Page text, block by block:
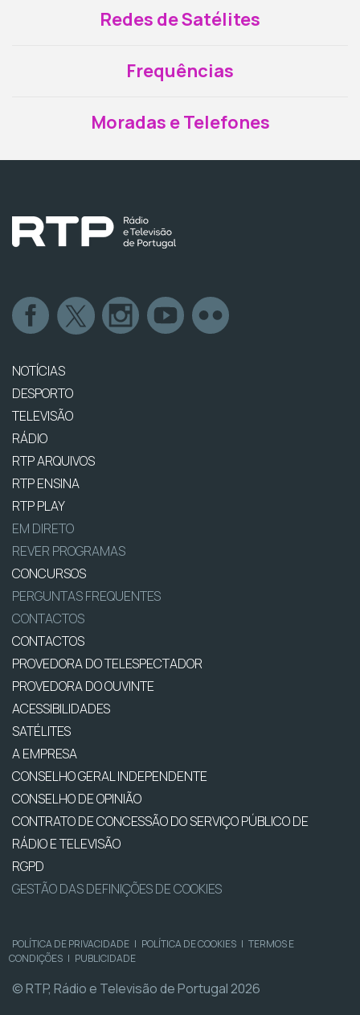
Redes de Satélites
Frequências
Moradas e Telefones
NOTÍCIAS
DESPORTO
TELEVISÃO
RÁDIO
RTP ARQUIVOS
RTP ENSINA
RTP PLAY
EM DIRETO
REVER PROGRAMAS
CONCURSOS
PERGUNTAS FREQUENTES
CONTACTOS
CONTACTOS
PROVEDORA DO TELESPECTADOR
PROVEDORA DO OUVINTE
ACESSIBILIDADES
SATÉLITES
A EMPRESA
CONSELHO GERAL INDEPENDENTE
CONSELHO DE OPINIÃO
CONTRATO DE CONCESSÃO DO SERVIÇO PÚBLICO DE
RÁDIO E TELEVISÃO
RGPD
GESTÃO DAS DEFINIÇÕES DE COOKIES
POLÍTICA DE PRIVACIDADE | POLÍTICA DE COOKIES | TERMOS E
CONDIÇÕES | PUBLICIDADE
© RTP, Rádio e Televisão de Portugal 2026